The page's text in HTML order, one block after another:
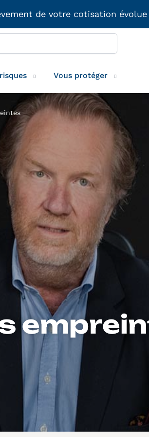
de votre cotisation évolue
Vous protéger